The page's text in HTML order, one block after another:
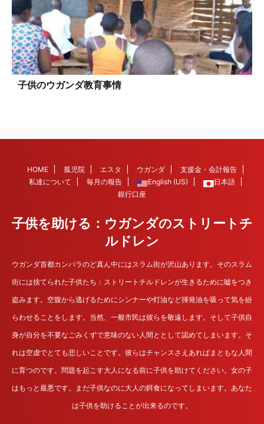
子供のウガンダ教育事情
HOME 孤児院 エスタ ウガンダ
支援金・会計報告
私達について
毎月の報告 English (US)
日本語
銀行口座
子供を助ける：ウガンダのストリートチ
ルドレン
ウガンダ首都カンパラのど真ん中にはスラム街が沢山あります。そのスラム
街には捨てられた子供たち：ストリートチルドレンが生きるために嘘をつき
盗みます。空腹から逃げるためにシンナーや灯油など揮発油を吸って気を紛
らわせることをします。当然、一般市民は彼らを敬遠します。そして子供自
身が自分を不要なごみくずで意味のない人間ととして認めてしまいます。そ
れは空虚でとても悲しいことです。彼らはチャンスさえあればまともな人間
に育つのです。問題を起こす大人になる前に子供を助けてください。女の子
はもっと最悪です。まだ子供なのに大人の餌食になってしまいます。あなた
は子供を助けることが出来るのです。